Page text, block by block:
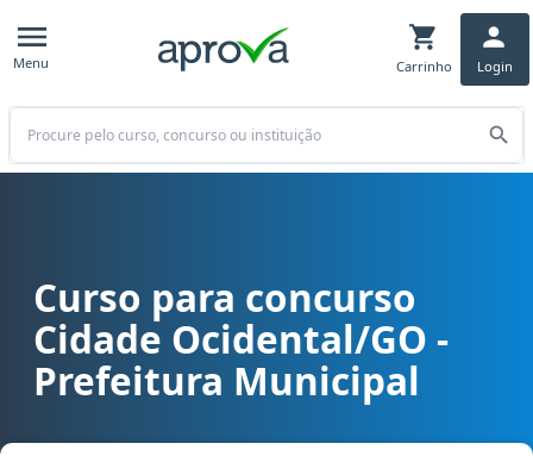
Menu Carrinho Login
Buscar
Curso para concurso Cidade Ocidental/GO - Prefeitura Municipal
Curso para concurso
Cidade Ocidental/GO -
Prefeitura Municipal